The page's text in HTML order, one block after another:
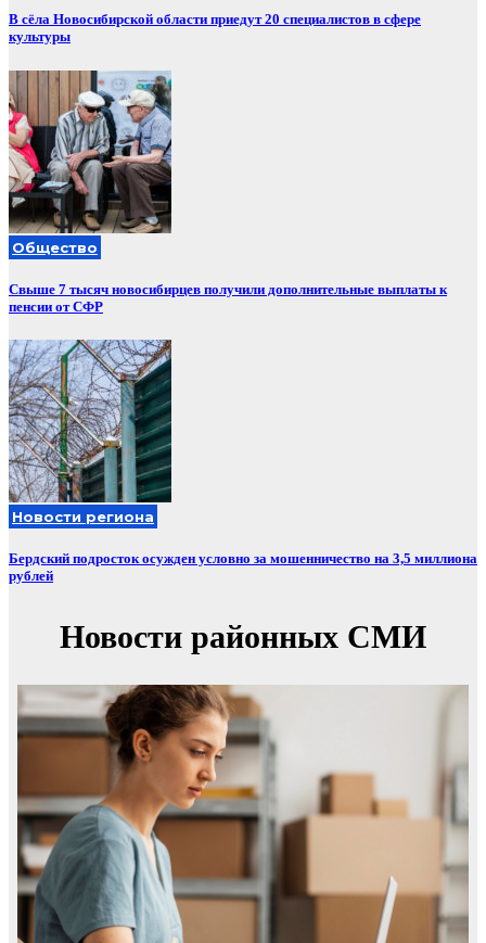
В сёла Новосибирской области приедут 20 специалистов в сфере
культуры
Общество
Свыше 7 тысяч новосибирцев получили дополнительные выплаты к
пенсии от СФР
Новости региона
Бердский подросток осужден условно за мошенничество на 3,5 миллиона
рублей